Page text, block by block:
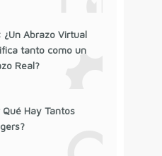
¿Un Abrazo Virtual
tanto como un
Real?
Qué Hay Tantos